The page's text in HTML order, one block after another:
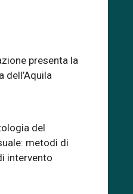
presenta la
dell’Aquila
del
metodi di
intervento